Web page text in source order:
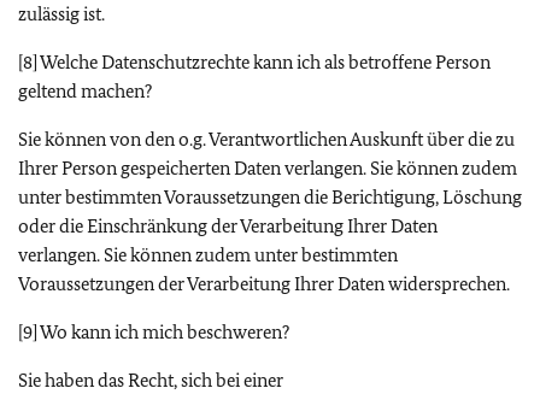
zulässig ist.
[8] Welche Datenschutzrechte kann ich als betroffene Person
geltend machen?
Sie können von den o.g. Verantwortlichen Auskunft über die zu
Ihrer Person gespeicherten Daten verlangen. Sie können zudem
unter bestimmten Voraussetzungen die Berichtigung, Löschung
oder die Einschränkung der Verarbeitung Ihrer Daten
verlangen. Sie können zudem unter bestimmten
Voraussetzungen der Verarbeitung Ihrer Daten widersprechen.
[9] Wo kann ich mich beschweren?
Sie haben das Recht, sich bei einer